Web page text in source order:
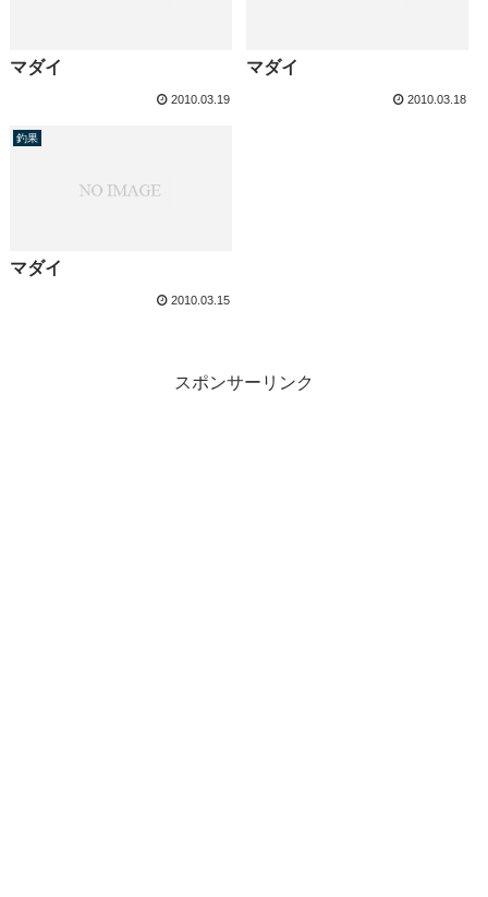
マダイ
2010.03.19
マダイ
2010.03.18
釣果
マダイ
2010.03.15
スポンサーリンク